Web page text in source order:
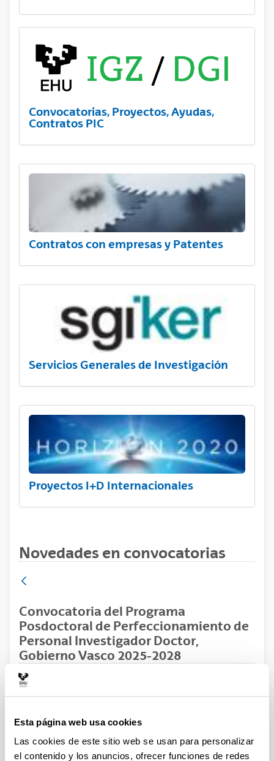
Esta página web usa cookies
Las cookies de este sitio web se usan para personalizar
el contenido y los anuncios, ofrecer funciones de redes
Convocatorias, Proyectos, Ayudas,
Contratos PIC
Contratos con empresas y Patentes
Servicios Generales de Investigación
Proyectos I+D Internacionales
Novedades en convocatorias
Convocatoria del Programa
Posdoctoral de Perfeccionamiento de
Personal Investigador Doctor,
Gobierno Vasco 2025-2028
Postdoctoral
Plazo de presentación cerrado: 11/08/2025 - 15/09/2025
de compromiso de la UPV/EHU finaliza el 10/09/2025